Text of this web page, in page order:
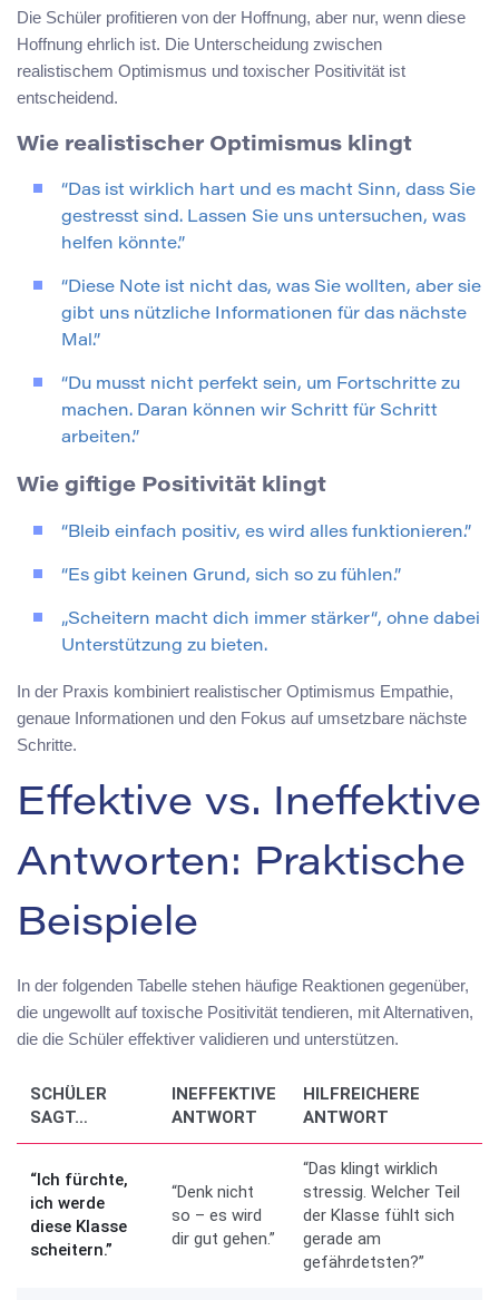
Die Schüler profitieren von der Hoffnung, aber nur, wenn diese
Hoffnung ehrlich ist. Die Unterscheidung zwischen
realistischem Optimismus und toxischer Positivität ist
entscheidend.
Wie realistischer Optimismus klingt
“Das ist wirklich hart und es macht Sinn, dass Sie
gestresst sind. Lassen Sie uns untersuchen, was
helfen könnte.”
“Diese Note ist nicht das, was Sie wollten, aber sie
gibt uns nützliche Informationen für das nächste
Mal.”
“Du musst nicht perfekt sein, um Fortschritte zu
machen. Daran können wir Schritt für Schritt
arbeiten.”
Wie giftige Positivität klingt
“Bleib einfach positiv, es wird alles funktionieren.”
“Es gibt keinen Grund, sich so zu fühlen.”
„Scheitern macht dich immer stärker“, ohne dabei
Unterstützung zu bieten.
In der Praxis kombiniert realistischer Optimismus Empathie,
genaue Informationen und den Fokus auf umsetzbare nächste
Schritte.
Effektive vs. Ineffektive
Antworten: Praktische
Beispiele
In der folgenden Tabelle stehen häufige Reaktionen gegenüber,
die ungewollt auf toxische Positivität tendieren, mit Alternativen,
die die Schüler effektiver validieren und unterstützen.
SCHÜLER
SAGT…
INEFFEKTIVE
ANTWORT
HILFREICHERE
ANTWORT
“Ich fürchte,
ich werde
diese Klasse
scheitern.”
“Denk nicht
so – es wird
dir gut gehen.”
“Das klingt wirklich
stressig. Welcher Teil
der Klasse fühlt sich
gerade am
gefährdetsten?”